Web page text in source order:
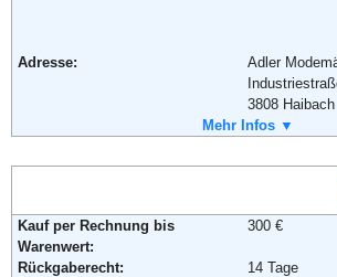
Adresse:
Adler
3808 Haibach
+49 (0) 180 -
Email:
Weiterführende Informationen:
Mehr Infos ▼
Kauf per Rechnung bis
Warenwert:
300 €
Rückgaberecht:
14 Tage